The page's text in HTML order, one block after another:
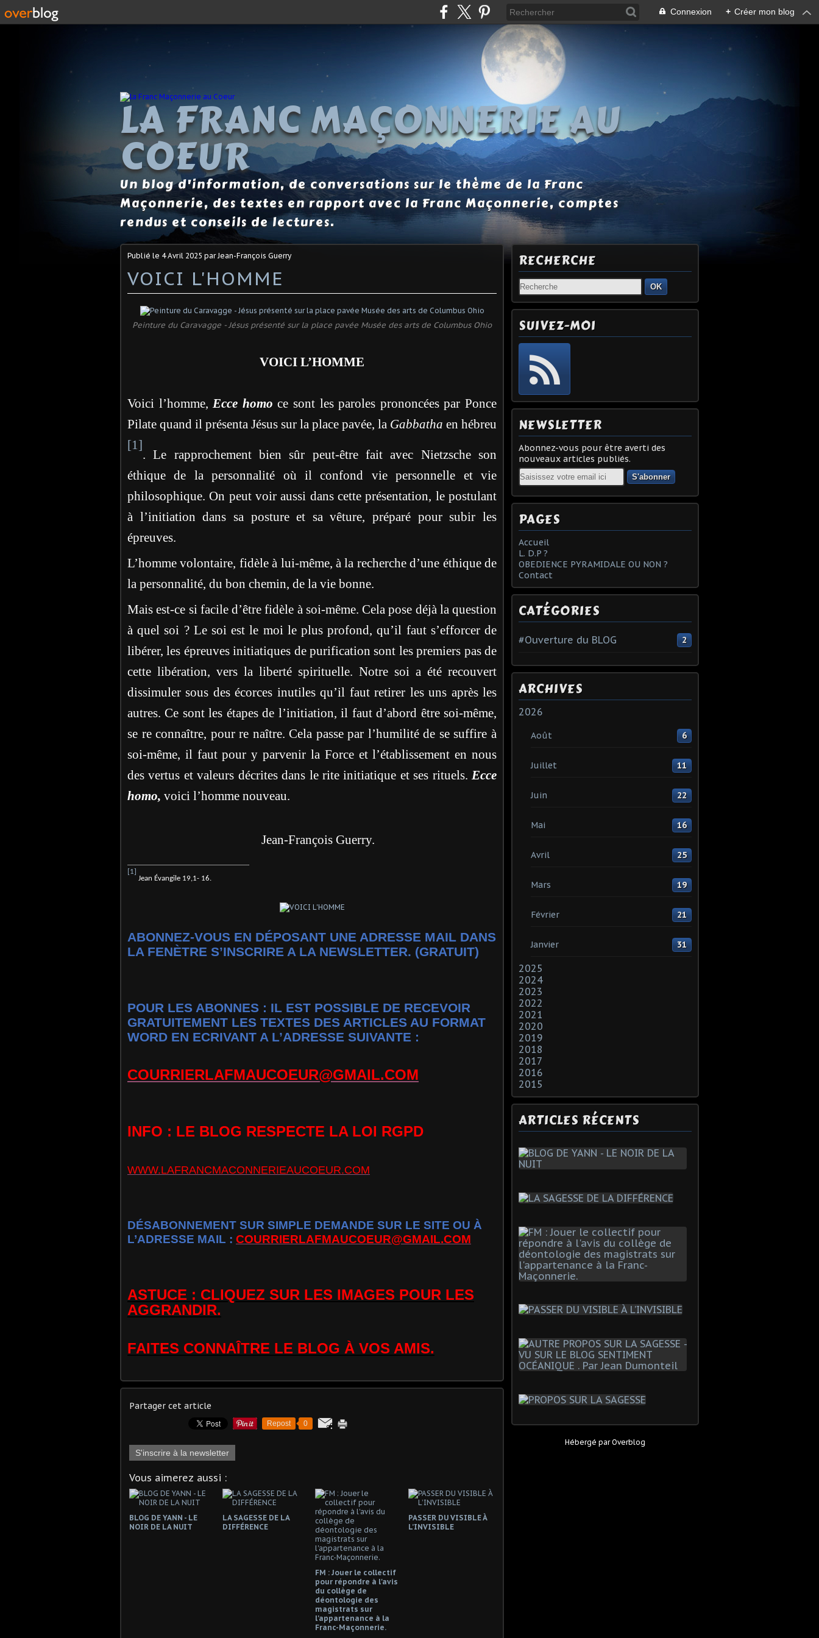
Connexion + Créer mon blog
LA FRANC MAÇONNERIE AU
COEUR
Un blog d'information, de conversations sur le thème de la Franc
Maçonnerie, des textes en rapport avec la Franc Maçonnerie, comptes
rendus et conseils de lectures.
Publié le 4 Avril 2025 par Jean-François Guerry
VOICI L'HOMME
Peinture du Caravagge - Jésus présenté sur la place pavée Musée des arts de Columbus Ohio
VOICI L’HOMME
Voici l’homme,Ecce homoce sont les paroles prononcées par Ponce
Pilate quand il présenta Jésus sur la place pavée, la Gabbatha en hébreu
[1]
. Le rapprochement bien sûr peut-être fait avec Nietzsche son
éthique de la personnalité où il confond vie personnelle et vie
philosophique. On peut voir aussi dans cette présentation, le postulant
à l’initiation dans sa posture et sa vêture, préparé pour subir les
épreuves.
L’homme volontaire, fidèle à lui-même, à la recherche d’une éthique de
la personnalité, du bon chemin, de la vie bonne.
Mais est-ce si facile d’être fidèle à soi-même. Cela pose déjà la question
à quel soi ? Le soi est le moi le plus profond, qu’il faut s’efforcer de
libérer, les épreuves initiatiques de purification sont les premiers pas de
cette libération, vers la liberté spirituelle. Notre soi a été recouvert
dissimuler sous des écorces inutiles qu’il faut retirer les uns après les
autres. Ce sont les étapes de l’initiation, il faut d’abord être soi-même,
se re connaître, pour re naître. Cela passe par l’humilité de se suffire à
soi-même, il faut pour y parvenir la Force et l’établissement en nous
des vertus et valeurs décrites dans le rite initiatique et ses rituels. Ecce
homo, voici l’homme nouveau.
Jean-François Guerry.
[1]
Jean Évangile 19,1- 16.
ABONNEZ-VOUS EN DÉPOSANT UNE ADRESSE MAIL DANS
LA FENÈTRE S’INSCRIRE A LA NEWSLETTER. (GRATUIT)
POUR LES ABONNES : IL EST POSSIBLE DE RECEVOIR
GRATUITEMENT LES TEXTES DES ARTICLES AU FORMAT
WORD EN ECRIVANT A L’ADRESSE SUIVANTE :
COURRIERLAFMAUCOEUR@GMAIL.COM
INFO : LE BLOG RESPECTE LA LOI RGPD
WWW.LAFRANCMACONNERIEAUCOEUR.COM
DÉSABONNEMENT SUR SIMPLE DEMANDE SUR LE SITE OU À
L’ADRESSE MAIL : COURRIERLAFMAUCOEUR@GMAIL.COM
ASTUCE : CLIQUEZ SUR LES IMAGES POUR LES
AGGRANDIR.
FAITES CONNAÎTRE LE BLOG À VOS AMIS.
Partager cet article
Repost 0
S'inscrire à la newsletter
Vous aimerez aussi :
BLOG DE YANN - LE
NOIR DE LA NUIT
LA SAGESSE DE LA
DIFFÉRENCE
FM : Jouer le collectif
pour répondre à l'avis
du collège de
déontologie des
magistrats sur
l'appartenance à la
Franc-Maçonnerie.
PASSER DU VISIBLE À
L’INVISIBLE
RECHERCHE
OK
SUIVEZ-MOI
NEWSLETTER
Abonnez-vous pour être averti des
nouveaux articles publiés.
Email
PAGES
Accueil
L. D.P ?
OBEDIENCE PYRAMIDALE OU NON ?
Contact
CATÉGORIES
#Ouverture du BLOG 2
ARCHIVES
2026
Août 6
Juillet 11
Juin 22
Mai 16
Avril 25
Mars 19
Février 21
Janvier 31
2025
2024
2023
2022
2021
2020
2019
2018
2017
2016
2015
ARTICLES RÉCENTS
Hébergé parOverblog